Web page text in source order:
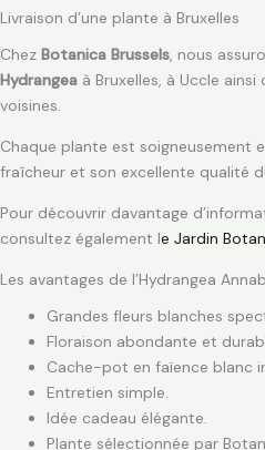
Livraison d’une plante à Bruxelles
Chez Botanica Brussels, nous
Hydrangea à Bruxelles, à Uccle
voisines.
Chaque plante est soigneusement
fraîcheur et son excellente qualité
Pour découvrir davantage
consultez également le Jardin
Les avantages de l’Hydrangea
Grandes fleurs blanches
Floraison abondante et
Cache-pot en faïence blanc
Entretien simple.
Idée cadeau élégante.
Plante sélectionnée par